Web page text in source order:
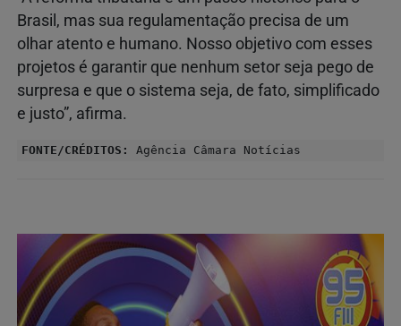
Brasil, mas sua regulamentação precisa de um
olhar atento e humano. Nosso objetivo com esses
projetos é garantir que nenhum setor seja pego de
surpresa e que o sistema seja, de fato, simplificado
e justo”, afirma.
FONTE/CRÉDITOS: Agência Câmara Notícias